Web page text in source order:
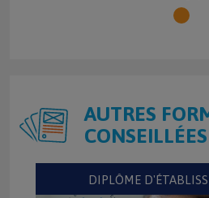
AUTRES
CONSEILLÉES
DIPLÔME